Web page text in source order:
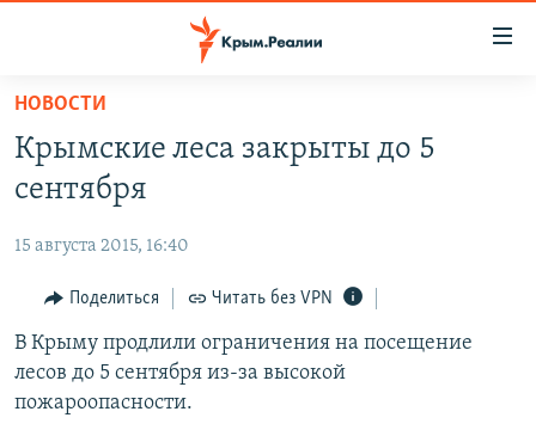
Вернуться
основному
содержанию
навигации
Вернутся
поиску
СПЕЦПРОЕКТЫ
КАРТА ВОЕННЫХ ОБЪЕКТОВ КРЫМА
11 ЛЕТ ОККУПАЦИИ КРЫМА. 11 ИСТОРИЙ СОПРОТИВЛЕНИЯ
ИСТОРИЯ
ЕЩЕ
ИНТЕРАКТИВ
ИНФОГРАФИКА
РАДІО СВОБОДА
КАК ОБОЙТИ БЛОКИРОВКУ
НОВОСТИ
Крымские леса закрыты до 5
сентября
15 августа 2015, 16:40
Поделиться Читать без VPN
В Крыму продлили ограничения на посещение
лесов до 5 сентября из-за высокой
пожароопасности.